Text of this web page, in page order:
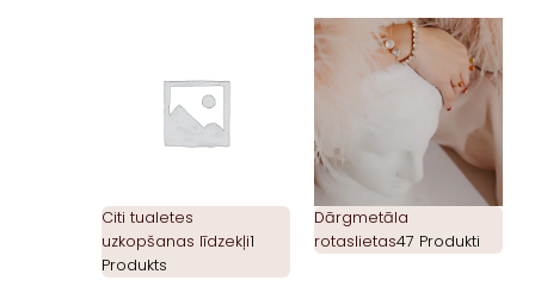
Citi tualetes
uzkopšanas līdzekļi1
Produkts
Dārgmetāla
rotaslietas47 Produkti